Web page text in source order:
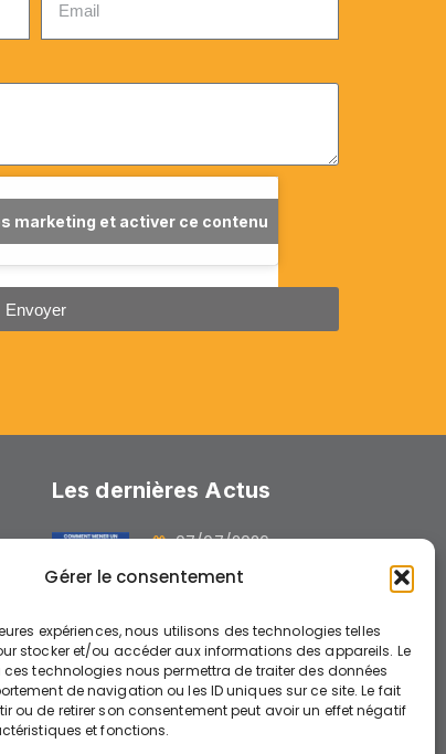
Gérer le consentement
expériences, nous utilisons des technologies telles
stocker et/ou accéder aux informations des appareils. Le
technologies nous permettra de traiter des données
de navigation ou les ID uniques sur ce site. Le fait
ou de retirer son consentement peut avoir un effet négatif
et fonctions.
marketing et activer ce contenu
Envoyer
Les dernières Actus
07/07/2026
GUIDE : « Comment
26/06/2026
AIDE A L’INVESTISSEMENT
ENGINS ELECTRIQUES